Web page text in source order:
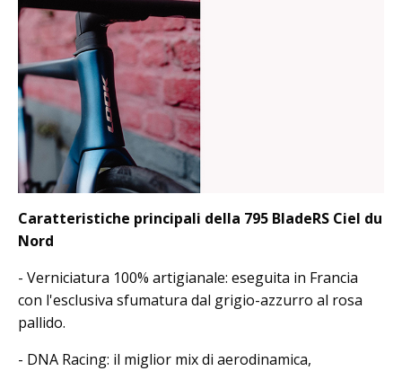
Caratteristiche principali della 795 BladeRS Ciel du
Nord
- Verniciatura 100% artigianale: eseguita in Francia
con l'esclusiva sfumatura dal grigio-azzurro al rosa
pallido.
- DNA Racing: il miglior mix di aerodinamica,